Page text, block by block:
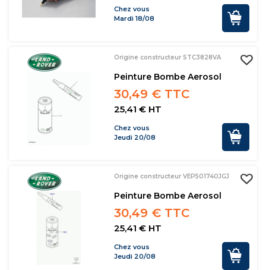
Chez vous
Mardi 18/08
Origine constructeur STC3828VA
Peinture Bombe Aerosol
30,49 € TTC
25,41 € HT
Chez vous
Jeudi 20/08
Origine constructeur VEP501740JGJ
Peinture Bombe Aerosol
30,49 € TTC
25,41 € HT
Chez vous
Jeudi 20/08